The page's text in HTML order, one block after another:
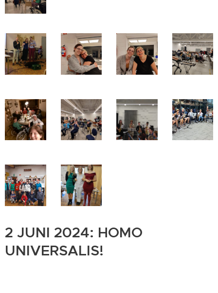
2 JUNI 2024: HOMO
UNIVERSALIS!